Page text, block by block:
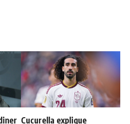
Cucurella explique